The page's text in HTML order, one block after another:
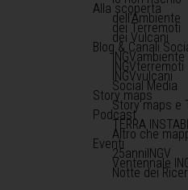
Alla scoperta
dell'Ambiente
dei Terremoti
dei Vulcani
Blog & Canali
INGVambiente
INGVterremoti
INGVvulcani
Social Media
Story maps
Story maps e
Podcast
TERRA
Altro che
Eventi
25anniINGV
Ventennale
Notte dei